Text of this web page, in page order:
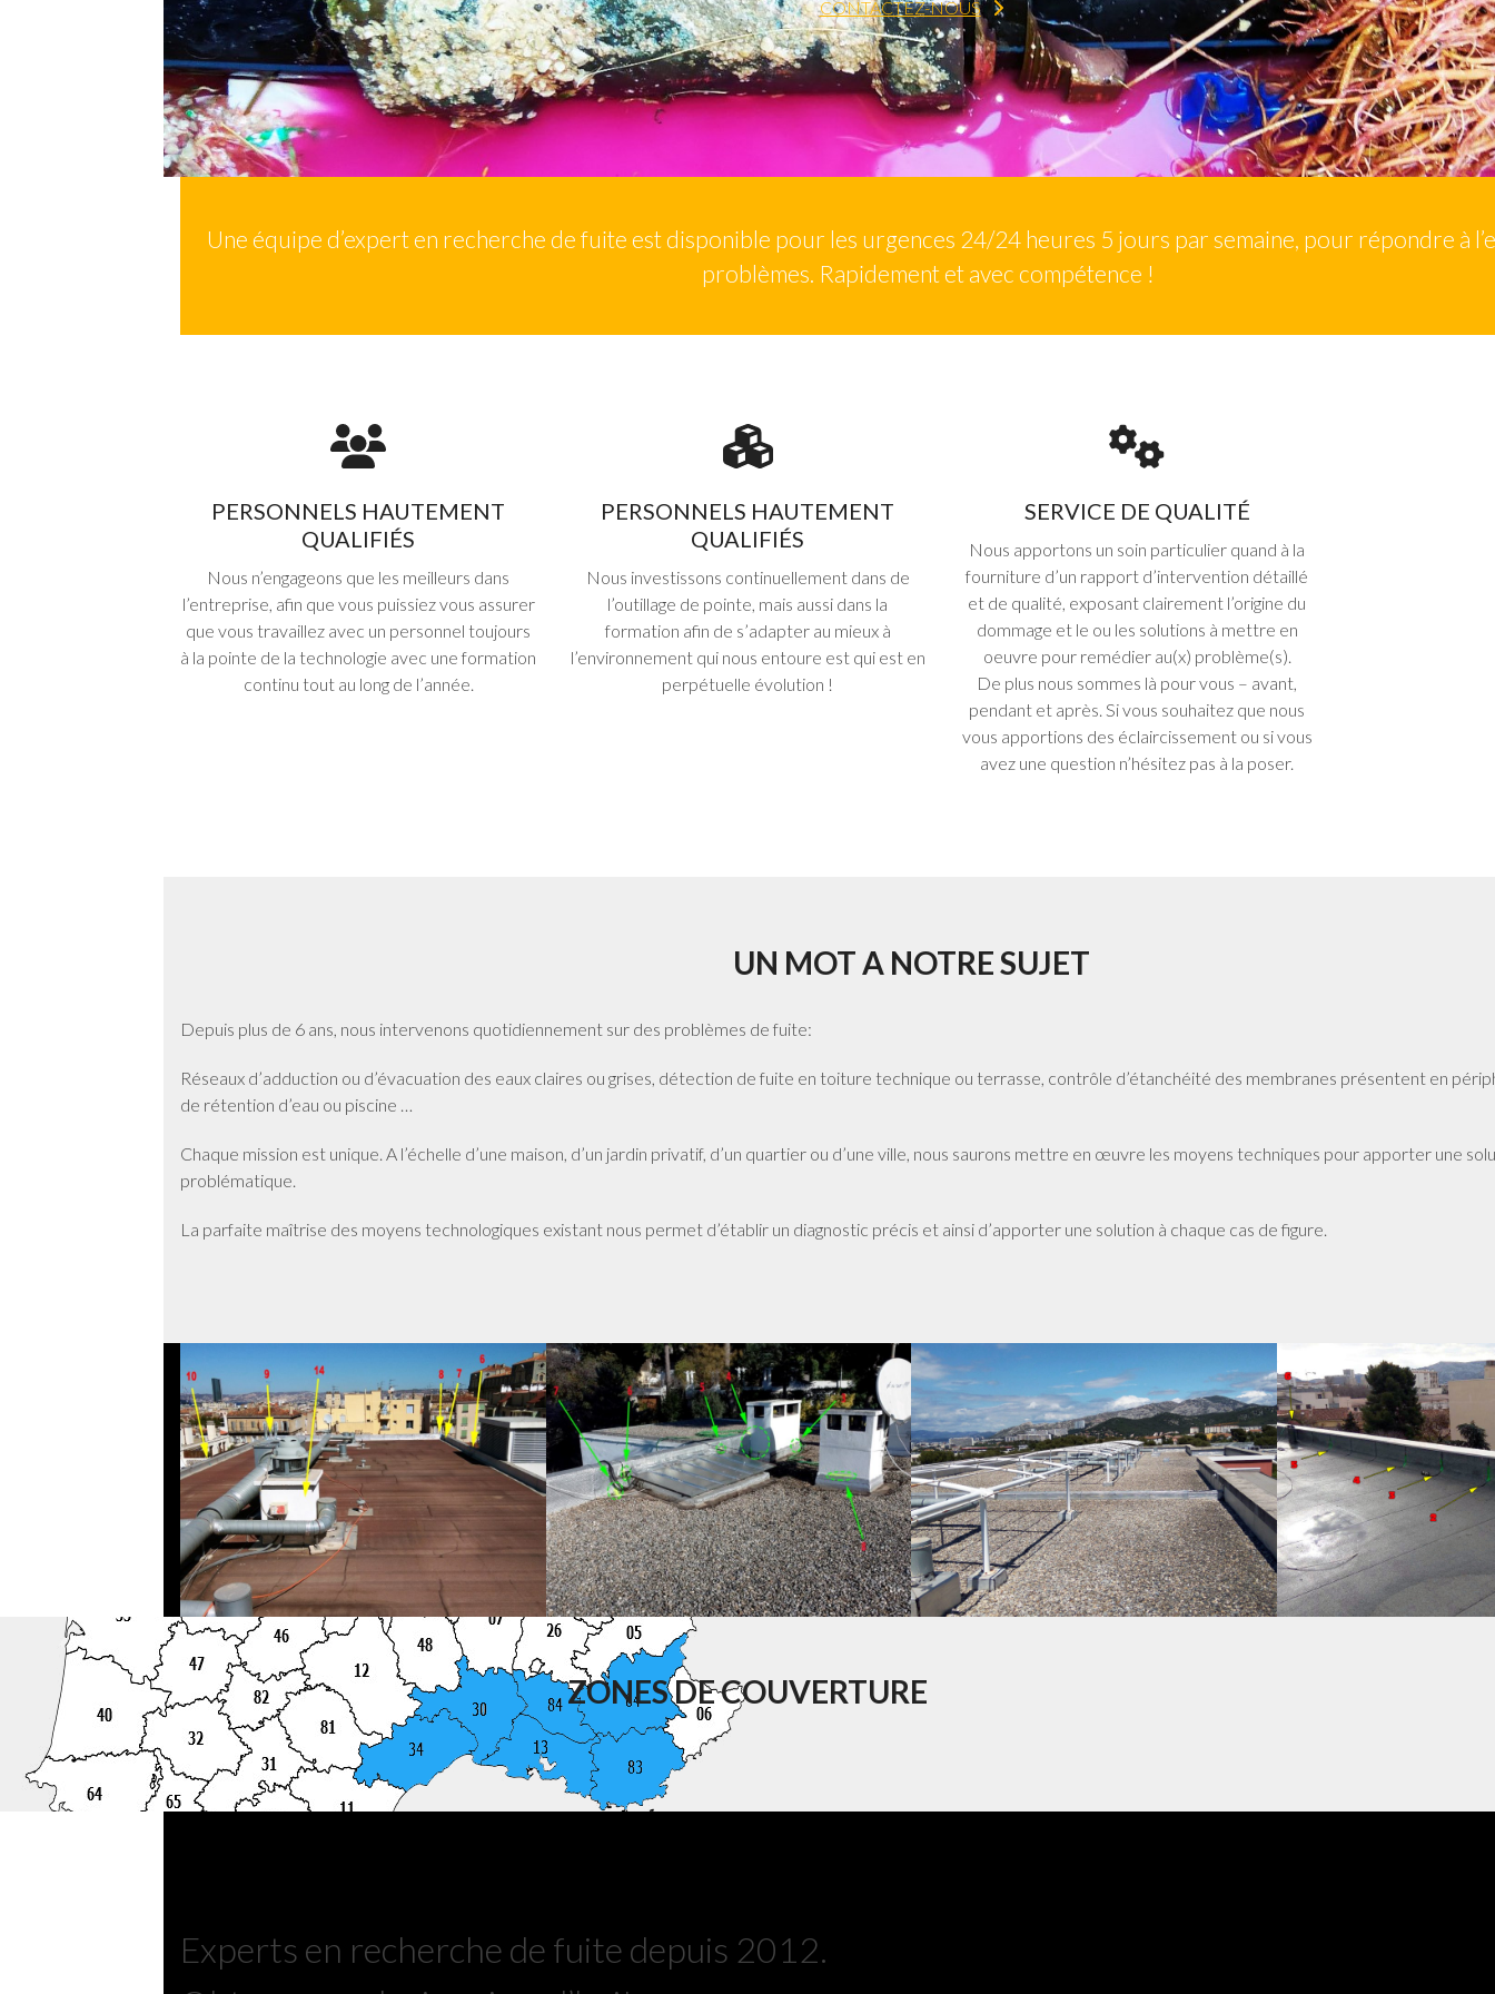
CONTACTEZ-NOUS
Une équipe d’expert en recherche de fuite est disponible pour les urgences 24/24 heures 5 jours par semaine, pour répondre à
problèmes. Rapidement et avec compétence !
PERSONNELS HAUTEMENT
QUALIFIÉS
Nous n’engageons que les meilleurs dans
l’entreprise, afin que vous puissiez vous assurer
que vous travaillez avec un personnel toujours
à la pointe de la technologie avec une formation
continu tout au long de l’année.
PERSONNELS HAUTEMENT
QUALIFIÉS
Nous investissons continuellement dans de
l’outillage de pointe, mais aussi dans la
formation afin de s’adapter au mieux à
l’environnement qui nous entoure est qui est en
perpétuelle évolution !
SERVICE DE QUALITÉ
Nous apportons un soin particulier quand à la
fourniture d’un rapport d’intervention détaillé
et de qualité, exposant clairement l’origine du
dommage et le ou les solutions à mettre en
oeuvre pour remédier au(x) problème(s).
De plus nous sommes là pour vous – avant,
pendant et après. Si vous souhaitez que nous
vous apportions des éclaircissement ou si vous
avez une question n’hésitez pas à la poser.
UN MOT A NOTRE SUJET
Depuis plus de 6 ans, nous intervenons quotidiennement sur des problèmes de fuite:
Réseaux d’adduction ou d’évacuation des eaux claires ou grises, détection de fuite en toiture technique ou terrasse, contrôle d’étanchéité des membranes présentent en
de rétention d’eau ou piscine …
Chaque mission est unique. A l’échelle d’une maison, d’un jardin privatif, d’un quartier ou d’une ville, nous saurons mettre en œuvre les moyens techniques pour apporter une
problématique.
La parfaite maîtrise des moyens technologiques existant nous permet d’établir un diagnostic précis et ainsi d’apporter une solution à chaque cas de figure.
ZONES DE COUVERTURE
Experts en recherche de fuite depuis 2012.